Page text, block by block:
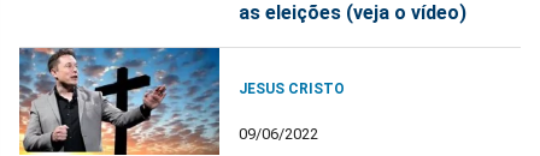
as eleições (veja o vídeo)
JESUS CRISTO
09/06/2022